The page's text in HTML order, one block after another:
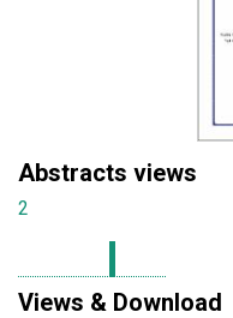
Abstracts views
2
Views & Download